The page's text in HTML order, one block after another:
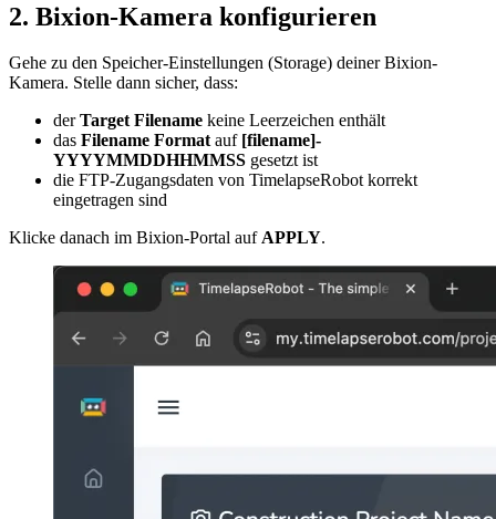
2. Bixion-Kamera konfigurieren
Gehe zu den Speicher-Einstellungen (Storage) deiner Bixion-
Kamera. Stelle dann sicher, dass:
derTarget Filename keine Leerzeichen enthält
das Filename Formatauf [filename]-
YYYYMMDDHHMMSS gesetzt ist
die FTP-Zugangsdaten von TimelapseRobot korrekt
eingetragen sind
Klicke danach im Bixion-Portal aufAPPLY.